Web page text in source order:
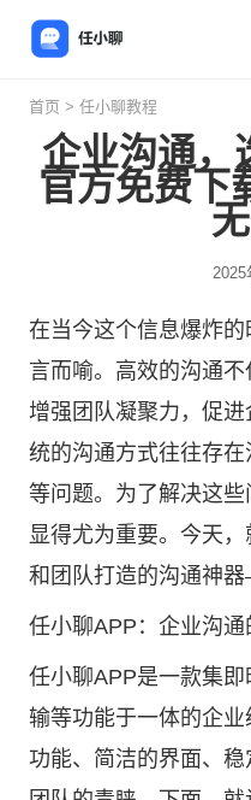
首页 > 任小聊教程
企业沟通，
官方免费下
2025
在当今这个信息爆炸
言而喻。高效的沟通
增强团队凝聚力，促
统的沟通方式往往存
等问题。为了解决这
显得尤为重要。今天
和团队打造的沟通神
任小聊APP：企业沟
任小聊APP是一款集
输等功能于一体的企
功能、简洁的界面、